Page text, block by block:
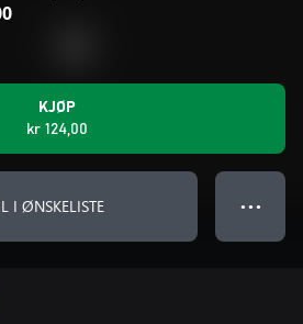
KJØP
kr 124,00
I ØNSKELISTE ● ● ●